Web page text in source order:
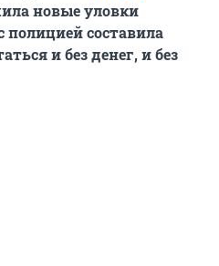
новые уловки
составила
и без денег, и без